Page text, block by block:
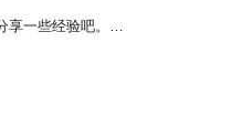
享一些经验吧。…